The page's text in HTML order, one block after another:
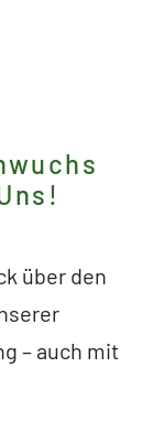
über den
– auch mit